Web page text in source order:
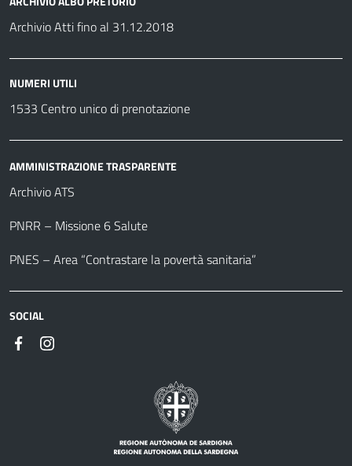
Archivio Atti fino al 31.12.2018
NUMERI UTILI
1533 Centro unico di prenotazione
AMMINISTRAZIONE TRASPARENTE
Archivio ATS
PNRR – Missione 6 Salute
PNES – Area “Contrastare la povertà sanitaria”
SOCIAL